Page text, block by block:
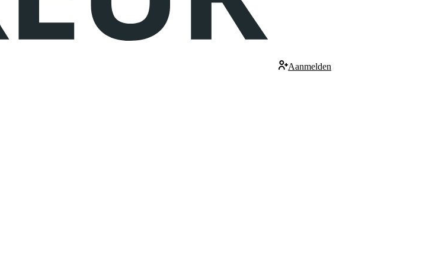
Aanmelden